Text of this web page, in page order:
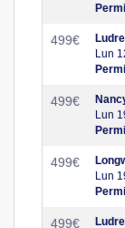
499€
Lun
499€
Lun
499€
Lun
499€